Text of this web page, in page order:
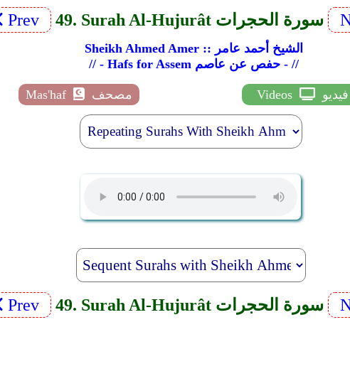
Prev 49. Surah Al-Hujurât سورة الحجرات
Sheikh Ahmed Amer :: الشيخ أحمد عامر
// - Hafs for Assem حفص عن عاصم - //
Mas'haf مصحف Videos فيديو
Prev 49. Surah Al-Hujurât سورة الحجرات